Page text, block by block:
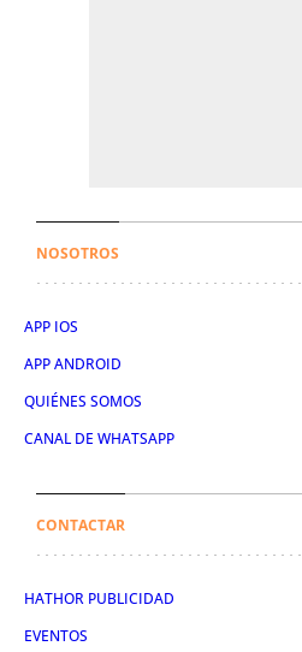
NOSOTROS
APP IOS
APP ANDROID
QUIÉNES SOMOS
CANAL DE WHATSAPP
CONTACTAR
HATHOR PUBLICIDAD
EVENTOS